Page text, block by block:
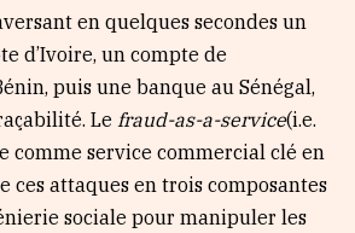
en quelques secondes un
d’Ivoire, un compte de
puis une banque au Sénégal,
Le fraud-as-a-service(i.e.
comme service commercial clé en
ces attaques en trois composantes
sociale pour manipuler les